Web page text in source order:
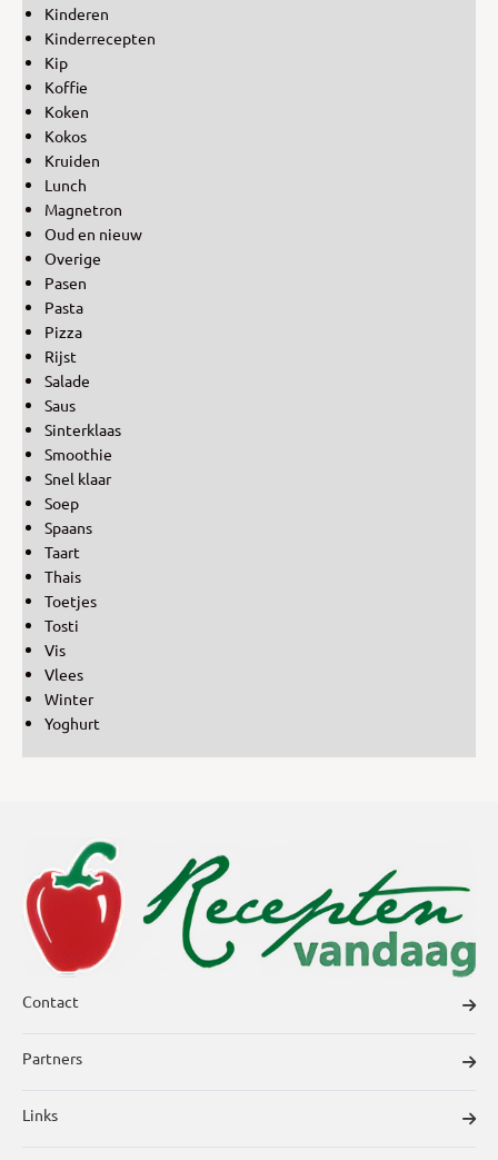
Kinderen
Kinderrecepten
Kip
Koffie
Koken
Kokos
Kruiden
Lunch
Magnetron
Oud en nieuw
Overige
Pasen
Pasta
Pizza
Rijst
Salade
Saus
Sinterklaas
Smoothie
Snel klaar
Soep
Spaans
Taart
Thais
Toetjes
Tosti
Vis
Vlees
Winter
Yoghurt
Contact
Partners
Links